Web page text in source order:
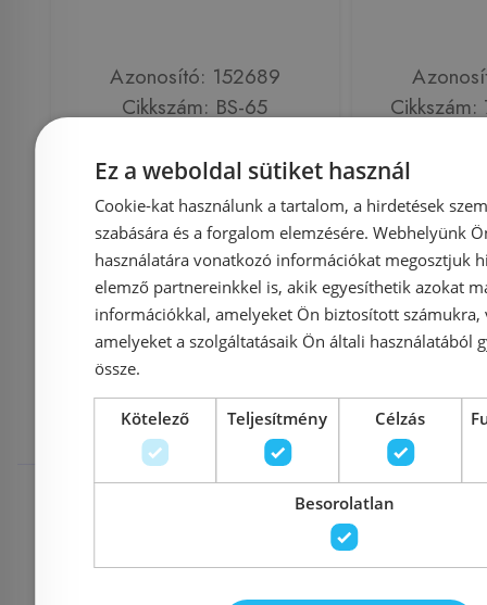
Azonosító: 152689
Cikkszám: BS-65
79 000 Ft 75 050 Ft
Kosárba
81 800 Ft
Mások
megnézték
Rendelésre Raktáron
Ez a weboldal sütiket használ
Cookie-kat használunk a tartalom, a hirdetések
szabására és a forgalom elemzésére. Webhelyünk
használatára vonatkozó információkat megosztjuk
elemző partnereinkkel is, akik egyesíthetik azokat
információkkal, amelyeket Ön biztosított számukra,
amelyeket a szolgáltatásaik Ön általi használatából
össze.
Kötelező Teljesítmény Célzás
Besorolatlan